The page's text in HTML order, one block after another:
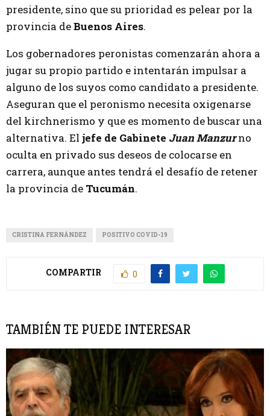
presidente, sino que su prioridad es pelear por la
provincia deBuenos Aires.
Los gobernadores peronistas comenzarán ahora a
jugar su propio partido e intentarán impulsar a
alguno de los suyos como candidato a presidente.
Aseguran que el peronismo necesita oxigenarse
del kirchnerismo y que es momento de buscar una
alternativa. El jefe de Gabinete Juan Manzurno
oculta en privado sus deseos de colocarse en
carrera, aunque antes tendrá el desafío de retener
la provincia de Tucumán.
CRISTINA FERNÁNDEZ POSITIVO COVID-19
COMPARTIR 0
TAMBIÉN TE PUEDE INTERESAR